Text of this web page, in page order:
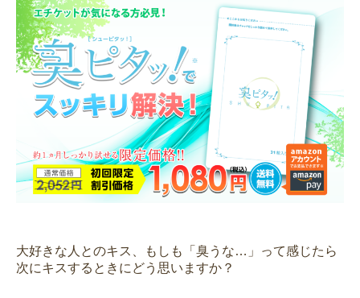
大好きな人とのキス、もしも「臭うな…」って感じたら
次にキスするときにどう思いますか？